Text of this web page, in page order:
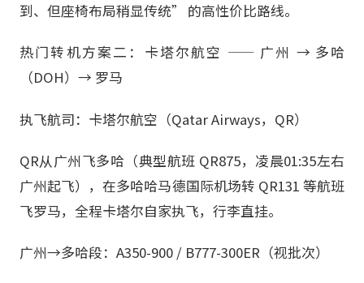
到、但座椅布局稍显传统” 的高性价比路线。
热门转机方案二：卡塔尔航空 —— 广州 → 多哈
（DOH）→ 罗马
执飞航司：卡塔尔航空（Qatar Airways，QR）
QR从广州飞多哈（典型航班 QR875，凌晨01:35左右
广州起飞），在多哈哈马德国际机场转 QR131 等航班
飞罗马，全程卡塔尔自家执飞，行李直挂。
广州→多哈段：A350-900 / B777-300ER（视批次）